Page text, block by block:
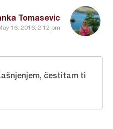
Tomasevic
16, 2016, 2:12 pm
čestitam ti